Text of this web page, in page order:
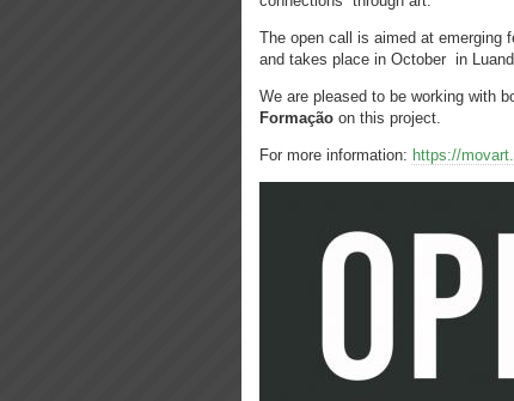
The open call is aimed at emerging
and takes place in October in
We are pleased to be working with
Formação on this project.
For more information: https://